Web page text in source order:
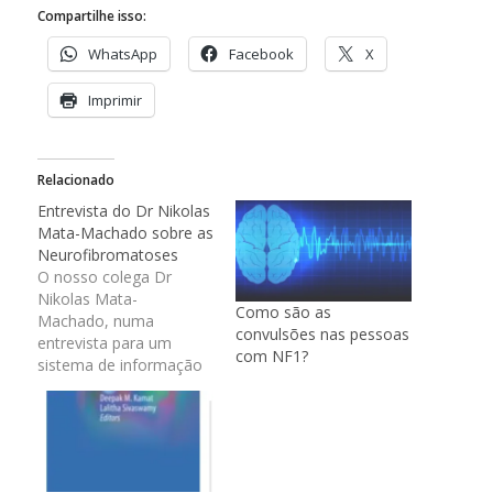
Compartilhe isso:
WhatsApp Facebook X
Imprimir
Relacionado
Entrevista do Dr Nikolas
Mata-Machado sobre as
Neurofibromatoses
O nosso colega Dr
Nikolas Mata-
Machado, numa
entrevista para um
sistema de informação
científica da
Universidade Loyola em
Chicago, falou sobre o
Como são as
convulsões nas pessoas
com NF1?